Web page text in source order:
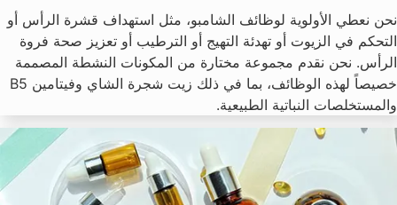
نحن نعطي الأولوية لوظائف الشامبو، مثل استهداف قشرة الرأس أو
التحكم في الزيوت أو تهدئة التهيج أو الترطيب أو تعزيز صحة فروة
الرأس. نحن نقدم مجموعة مختارة من المكونات النشطة المصممة
خصيصاً لهذه الوظائف، بما في ذلك زيت شجرة الشاي وفيتامين B5
والمستخلصات النباتية الطبيعية.